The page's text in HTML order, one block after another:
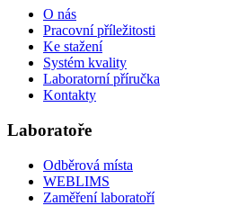
O nás
Pracovní příležitosti
Ke stažení
Systém kvality
Laboratorní příručka
Kontakty
Laboratoře
Odběrová místa
WEBLIMS
Zaměření laboratoří